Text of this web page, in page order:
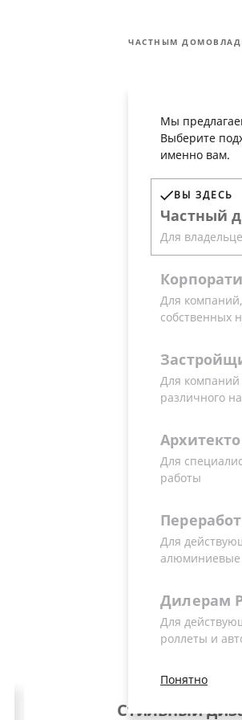
ЧАСТНЫМ
Мы
Выберите
именно вам.
ВЫ ЗДЕСЬ
Частный
Для
Для
собственных
Для компаний
различного
Для
работы
Для
Дилерам
Для
роллеты и
Понятно
ЧАСТНЫМ
для
Двери нового
надежность и